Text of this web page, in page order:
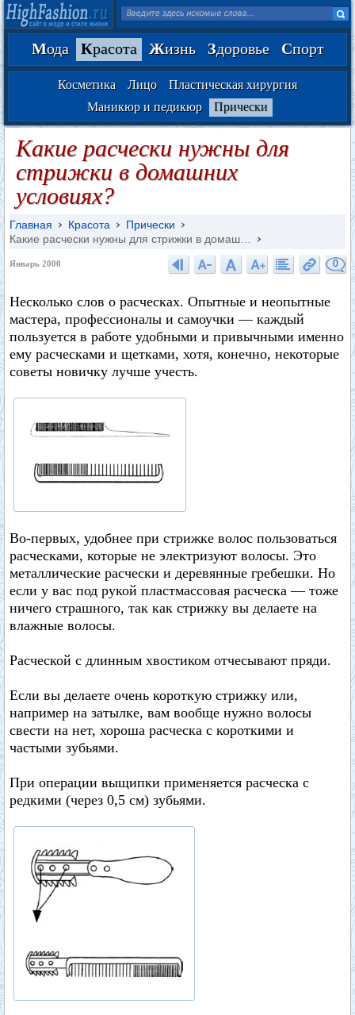
Мода Красота Жизнь Здоровье Спорт
Косметика Лицо
Пластическая хирургия
Маникюр и педикюр
Прически
Какие расчески нужны для
стрижки в домашних
условиях?
Главная Красота
Прически
Какие расчески нужны для стрижки в домаш…
Январь 2000 0
Несколько слов о расческах. Опытные и неопытные
мастера, профессионалы и самоучки — каждый
пользуется в работе удобными и привычными именно
ему расческами и щетками, хотя, конечно, некоторые
советы новичку лучше учесть.
Во-первых, удобнее при стрижке волос пользоваться
расческами, которые не электризуют волосы. Это
металлические расчески и деревянные гребешки. Но
если у вас под рукой пластмассовая расческа — тоже
ничего страшного, так как стрижку вы делаете на
влажные волосы.
Расческой с длинным хвостиком отчесывают пряди.
Если вы делаете очень короткую стрижку или,
например на затылке, вам вообще нужно волосы
свести на нет, хороша расческа с короткими и
частыми зубьями.
При операции выщипки применяется расческа с
редкими (через 0,5 см) зубьями.